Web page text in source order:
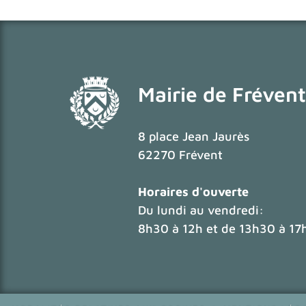
Mairie de Frévent
8 place Jean Jaurès
62270 Frévent
Horaires d'ouverte
Du lundi au vendredi:
8h30 à 12h et de 13h30 à